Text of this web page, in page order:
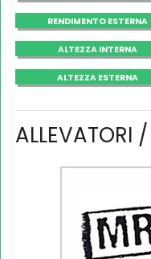
RENDIMENTO ESTERNA
ALTEZZA INTERNA
ALTEZZA ESTERNA
ALLEVATORI